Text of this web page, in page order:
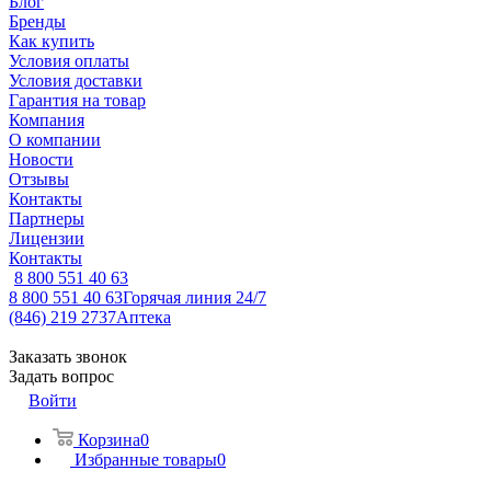
Бренды
Как купить
Условия оплаты
Условия доставки
Гарантия на товар
Компания
О компании
Новости
Отзывы
Контакты
Партнеры
Лицензии
Контакты
8 800 551 40 63
8 800 551 40 63Горячая линия 24/7
(846) 219 2737Аптека
Заказать звонок
Задать вопрос
Войти
Корзина0
Избранные товары0